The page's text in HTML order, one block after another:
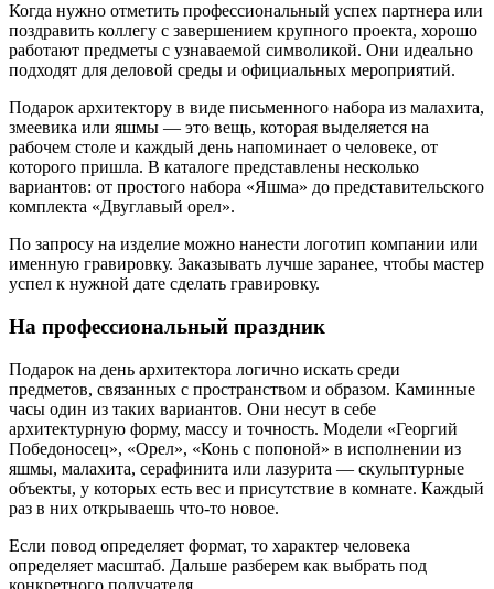
Когда нужно отметить профессиональный успех партнера или
поздравить коллегу с завершением крупного проекта, хорошо
работают предметы с узнаваемой символикой. Они идеально
подходят для деловой среды и официальных мероприятий.
Подарок архитектору в виде письменного набора из малахита,
змеевика или яшмы — это вещь, которая выделяется на
рабочем столе и каждый день напоминает о человеке, от
которого пришла. В каталоге представлены несколько
вариантов: от простого набора «Яшма» до представительского
комплекта «Двуглавый орел».
По запросу на изделие можно нанести логотип компании или
именную гравировку. Заказывать лучше заранее, чтобы мастер
успел к нужной дате сделать гравировку.
На профессиональный праздник
Подарок на день архитектора логично искать среди
предметов, связанных с пространством и образом. Каминные
часы один из таких вариантов. Они несут в себе
архитектурную форму, массу и точность. Модели «Георгий
Победоносец», «Орел», «Конь с попоной» в исполнении из
яшмы, малахита, серафинита или лазурита — скульптурные
объекты, у которых есть вес и присутствие в комнате. Каждый
раз в них открываешь что-то новое.
Если повод определяет формат, то характер человека
определяет масштаб. Дальше разберем как выбрать под
конкретного получателя.